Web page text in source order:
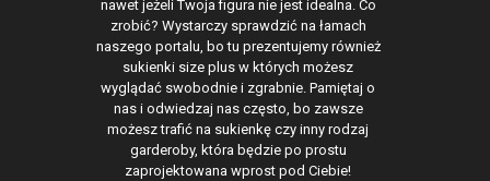
nawet jeżeli Twoja figura nie jest idealna. Co
zrobić? Wystarczy sprawdzić na łamach
naszego portalu, bo tu prezentujemy również
sukienki size plus w których możesz
wyglądać swobodnie i zgrabnie. Pamiętaj o
nas i odwiedzaj nas często, bo zawsze
możesz trafić na sukienkę czy inny rodzaj
garderoby, która będzie po prostu
zaprojektowana wprost pod Ciebie!